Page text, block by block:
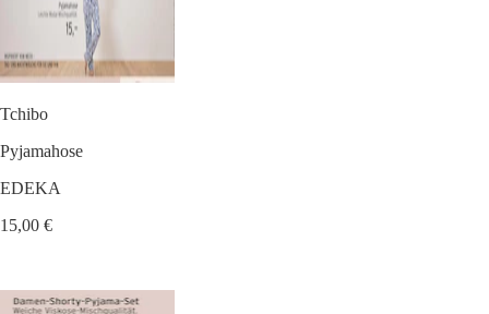
Tchibo
Pyjamahose
EDEKA
15,00 €